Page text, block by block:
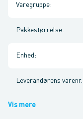
Varegruppe:
Pakkestørrelse:
Enhed :
Leverandørens varenr.
Vis mere